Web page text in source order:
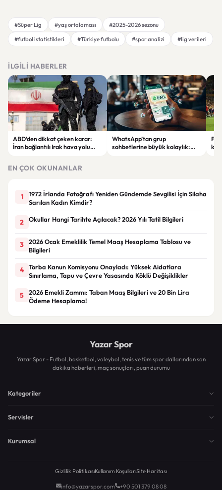
#Süper Lig #yaş ortalaması
#2025-2026 sezonu
#futbol istatistikleri
#Türkiye futbolu #spor analizi #lig verileri
İLGILI HABERLER
ABD’den dikkat çeken karar:
İran bağlantılı Irak hava yolu
WhatsApp’tan grup
sohbetlerine büyük kolaylık:
EN ÇOK OKUNANLAR
1
1972 İrlanda Fotoğrafı Yeniden Gündemde Sevgilisi İçin Silaha
Sarılan Kadın Kimdir?
2 Okullar Hangi Tarihte Açılacak? 2026 Yılı Tatil Bilgileri
3
2026 Ocak Emeklilik Temel Maaş Hesaplama Tablosu ve
Bilgileri
4
Torba Kanun Komisyonu Onayladı: Yüksek Aidatlara
Sınırlama, Tapu ve Çevre Yasasında Köklü Değişiklikler
5
2026 Emekli Zammı: Taban Maaş Bilgileri ve 20 Bin Lira
Ödeme Hesaplama!
Yazar Spor
Yazar Spor - Futbol, basketbol, voleybol, tenis ve tüm spor dallarından son
dakika haberleri, maç sonuçları, puan durumu
Kategoriler
Servisler
Kurumsal
Gizlilik PolitikasıKullanım KoşullarıSite Haritası
info@yazarspor.com +90 501 379 08 08